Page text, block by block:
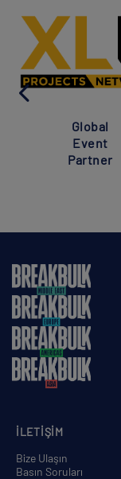
Global
Event
Partner
İLETİŞİM
Bize Ulaşın
Basın Soruları